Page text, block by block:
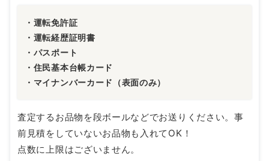
・運転免許証
・運転経歴証明書
・パスポート
・住民基本台帳カード
・マイナンバーカード（表面のみ）
査定するお品物を段ボールなどでお送りください。事
前見積をしていないお品物も入れてOK！
点数に上限はございません。